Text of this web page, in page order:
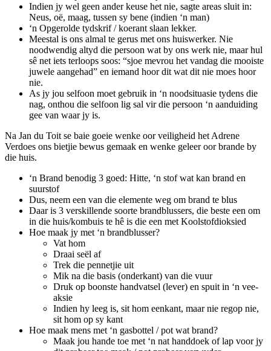
Indien jy wel geen ander keuse het nie, sagte areas sluit in:
Neus, oë, maag, tussen sy bene (indien ‘n man)
‘n Opgerolde tydskrif / koerant slaan lekker.
Meestal is ons almal te gerus met ons huiswerker. Nie
noodwendig altyd die persoon wat by ons werk nie, maar hul
sê net iets terloops soos: “sjoe mevrou het vandag die mooiste
juwele aangehad” en iemand hoor dit wat dit nie moes hoor
nie.
As jy jou selfoon moet gebruik in ‘n noodsituasie tydens die
nag, onthou die selfoon lig sal vir die persoon ‘n aanduiding
gee van waar jy is.
Na Jan du Toit se baie goeie wenke oor veiligheid het Adrene
Verdoes ons bietjie bewus gemaak en wenke geleer oor brande by
die huis.
‘n Brand benodig 3 goed: Hitte, ‘n stof wat kan brand en
suurstof
Dus, neem een van die elemente weg om brand te blus
Daar is 3 verskillende soorte brandblussers, die beste een om
in die huis/kombuis te hê is die een met Koolstofdioksied
Hoe maak jy met ‘n brandblusser?
Vat hom
Draai seël af
Trek die pennetjie uit
Mik na die basis (onderkant) van die vuur
Druk op boonste handvatsel (lever) en spuit in ‘n vee-
aksie
Indien hy leeg is, sit hom eenkant, maar nie regop nie,
sit hom op sy kant
Hoe maak mens met ‘n gasbottel / pot wat brand?
Maak jou hande toe met ‘n nat handdoek of lap voor jy